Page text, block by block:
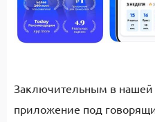
Заключительным в нашей
приложение под